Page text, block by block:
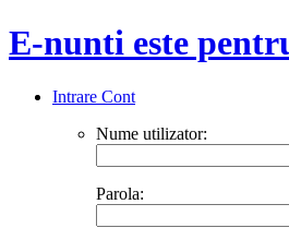
E-nunti este
Intrare Cont
Nume utilizator:
Parola: